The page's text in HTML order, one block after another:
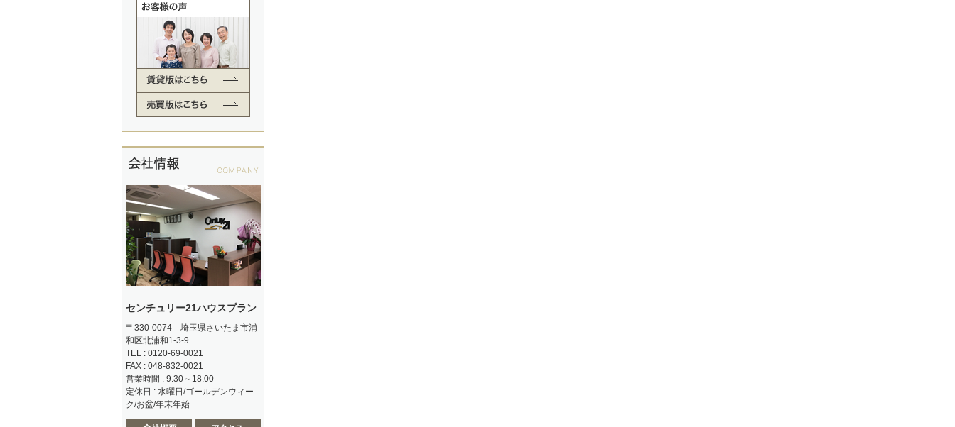
センチュリー21ハウスプラン
〒330-0074 埼玉県さいたま市浦
和区北浦和1-3-9
TEL : 0120-69-0021
FAX : 048-832-0021
営業時間 : 9:30～18:00
定休日 : 水曜日/ゴールデンウィー
ク/お盆/年末年始